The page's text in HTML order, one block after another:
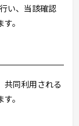
い、当該確認
。
共同利用される
。